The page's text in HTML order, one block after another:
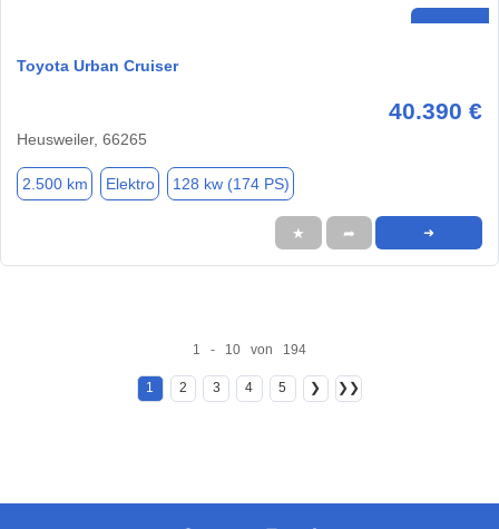
Toyota Urban Cruiser
40.390 €
Heusweiler, 66265
2.500 km Elektro 128 kw (174 PS)
★ ➦ ➜
1 - 10 von 194
1 2 3 4 5 ❯ ❯❯